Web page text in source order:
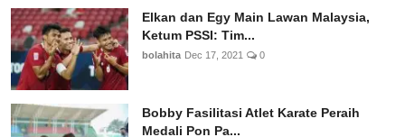
Elkan dan Egy Main Lawan Malaysia,
Ketum PSSI: Tim...
bolahita Dec 17, 2021 0
Bobby Fasilitasi Atlet Karate Peraih
Medali Pon Pa...